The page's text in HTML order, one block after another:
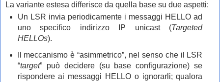
La variante estesa differisce da quella base su due aspetti:
Un LSR invia periodicamente i messaggi HELLO ad
uno specifico indirizzo IP unicast (Targeted
HELLOs).
Il meccanismo è “asimmetrico”, nel senso che il LSR
“target” può decidere (su base configurazione) se
rispondere ai messaggi HELLO o ignorarli; qualora